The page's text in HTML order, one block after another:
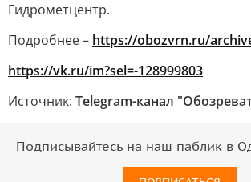
Гидрометцентр.
Подробнее – https://obozvrn.ru/
https://vk.ru/im?sel=-128999803
Источник: Telegram-канал
Подписывайтесь на наш паблик в